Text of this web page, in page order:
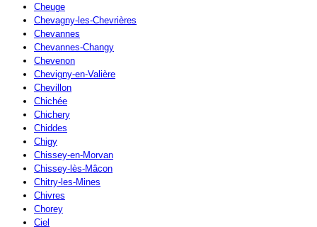
Cheuge
Chevagny-les-Chevrières
Chevannes
Chevannes-Changy
Chevenon
Chevigny-en-Valière
Chevillon
Chichée
Chichery
Chiddes
Chigy
Chissey-en-Morvan
Chissey-lès-Mâcon
Chitry-les-Mines
Chivres
Chorey
Ciel